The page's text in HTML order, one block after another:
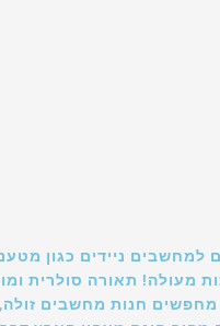
ניידים כגון
מעולה! תאורה סולרית
חנות מחשבים